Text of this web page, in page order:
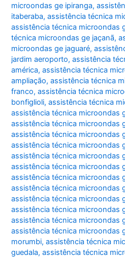
microondas ge ipiranga,
itaberaba,assistência técnica
assistência técnica microondas
técnica microondas ge jaçanã,
microondas ge jaguaré,
jardim aeroporto,assistência
américa,assistência técnica
ampliação,assistência técnica
franco,assistência técnica
bonfiglioli,assistência técnica
assistência técnica microondas
assistência técnica microondas
assistência técnica microondas
assistência técnica microondas
assistência técnica microondas
assistência técnica microondas
assistência técnica microondas
assistência técnica microondas
assistência técnica microondas
assistência técnica microondas
assistência técnica microondas
assistência técnica microondas
morumbi,assistência técnica
guedala,assistência técnica